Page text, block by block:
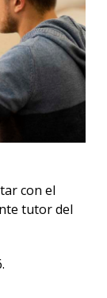
con el
tutor del